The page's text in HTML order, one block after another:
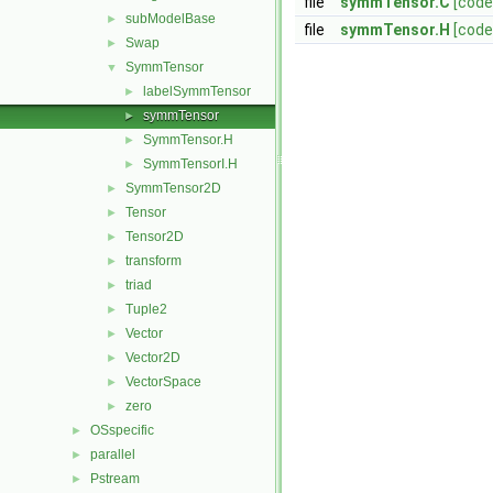
► subModelBase
► Swap
▼ SymmTensor
► labelSymmTensor
► symmTensor
► SymmTensor.H
► SymmTensorI.H
► SymmTensor2D
► Tensor
► Tensor2D
► transform
► triad
► Tuple2
► Vector
► Vector2D
► VectorSpace
► zero
► OSspecific
► parallel
► Pstream
file
symmTensor.H